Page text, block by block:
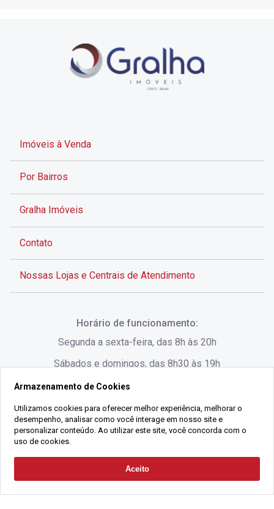
Solicitar Contato
Imóveis à Venda
Por Bairros
Gralha Imóveis
Contato
Nossas Lojas e Centrais de Atendimento
Rua Lauro Linhares, 1080 - Trindade, Florianópolis -
SC
(48) 3220-1045
Alameda César Nascimento, 549, Salas 1, 2 e 3 -
Jurerê, - Florianópolis - SC
Horário de funcionamento:
Segunda a sexta-feira, das 8h às 20h
Sábados e domingos, das 8h30 às 19h
2021 Copyright - Gralha Imóveis CRECI 008060/O - Todos os direitos
CNPJ:18.091.083/0001-37
Armazenamento de Cookies
Utilizamos cookies para oferecer melhor experiência, melhorar o
desempenho, analisar como você interage em nosso site e
personalizar conteúdo. Ao utilizar este site, você concorda com o
uso de cookies.
Aceito